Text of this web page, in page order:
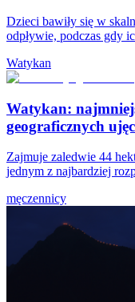
Dzieci bawiły się w
odpływie, podczas gdy
Watykan
Watykan:
geograficznych
Zajmuje zaledwie 44
jednym z najbardziej
męczennicy